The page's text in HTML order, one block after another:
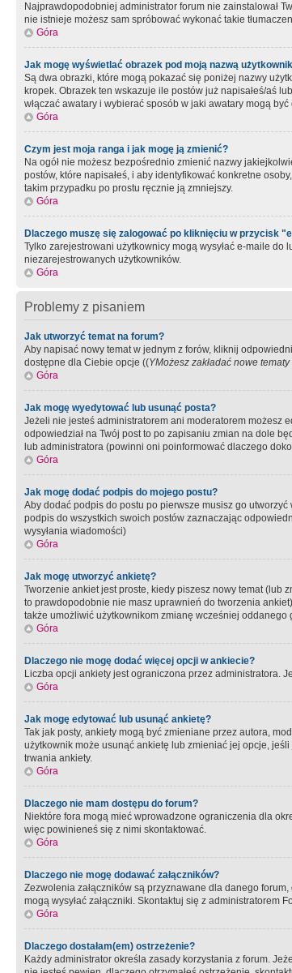
Najprawdopodobniej administrator forum nie zainstalował
nie istnieje możesz sam spróbować wykonać takie
Góra
Jak mogę wyświetlać obrazek pod moją nazwą
Są dwa obrazki, które mogą pokazać się poniżej nazwy
kropek. Obrazek ten wskazuje ile postów już napisałeś/aś
włączać awatary i wybierać sposób w jaki awatary mogą
Góra
Czym jest moja ranga i jak mogę ją zmienić?
Na ogół nie możesz bezpośrednio zmienić nazwy
postów, które napisałeś, i aby identyfikować konkretne
takim przypadku po prostu ręcznie ją zmniejszy.
Góra
Dlaczego muszę się zalogować po kliknięciu w przycisk
Tylko zarejestrowani użytkownicy mogą wysyłać e-maile do
niezarejestrowanych użytkowników.
Góra
Problemy z pisaniem
Jak utworzyć temat na forum?
Aby napisać nowy temat w jednym z forów, kliknij
dostępne dla Ciebie opcje ((YMożesz zakładać nowe
Góra
Jak mogę wyedytować lub usunąć posta?
Jeżeli nie jesteś administratorem ani moderatorem możesz
odpowiedział na Twój post to po zapisaniu zmian na dole
lub administratora (powinni oni poinformować dlaczego
Góra
Jak mogę dodać podpis do mojego postu?
Aby dodać podpis do postu po pierwsze musisz go
podpis do wszystkich swoich postów zaznaczając
wysyłania wiadomości)
Góra
Jak mogę utworzyć ankietę?
Tworzenie ankiet jest proste, kiedy piszesz nowy temat
to prawdopodobnie nie masz uprawnień do tworzenia
także umożliwić użytkownikom zmianę wcześniej
Góra
Dlaczego nie mogę dodać więcej opcji w ankiecie?
Liczba opcji ankiety jest ograniczona przez administratora.
Góra
Jak mogę edytować lub usunąć ankietę?
Tak jak posty, ankiety mogą być zmieniane przez autora,
użytkownik może usunąć ankietę lub zmieniać jej opcje,
trwania ankiety.
Góra
Dlaczego nie mam dostępu do forum?
Niektóre fora mogą mieć wprowadzone ograniczenia dla
więc powinieneś się z nimi skontaktować.
Góra
Dlaczego nie mogę dodawać załączników?
Zezwolenia załączników są przyznawane dla danego
mogą wysyłać załączniki. Skontaktuj się z administratorem
Góra
Dlaczego dostałam(em) ostrzeżenie?
Każdy administrator określa zasady korzystania z forum.